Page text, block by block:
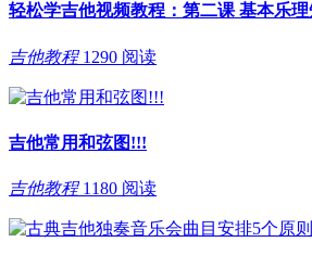
轻松学吉他视频教程：第二课 基本乐理
吉他教程 1290 阅读
吉他常用和弦图!!!
吉他教程 1180 阅读